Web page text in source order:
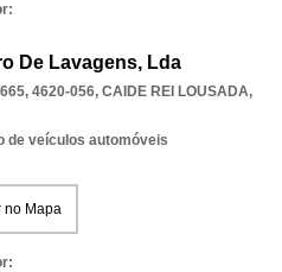
De Lavagens, Lda
4620-056, CAIDE REI LOUSADA,
de veículos automóveis
no Mapa